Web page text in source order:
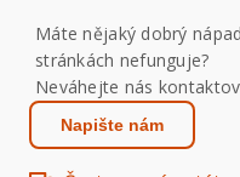
Máte nějaký dobrý
stránkách nefunguje?
Neváhejte nás
Napište nám